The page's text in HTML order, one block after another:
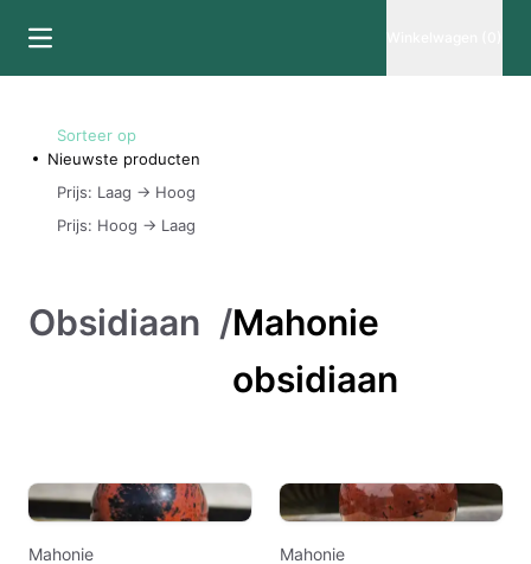
Sorteer op
Nieuwste producten
Prijs: Laag -> Hoog
Prijs: Hoog -> Laag
Obsidiaan /Mahonie
obsidiaan
Mahonie
Mahonie